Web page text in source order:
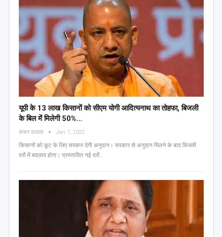
यूपी के 13 लाख किसानों को सीएम योगी आद‍ित्‍यनाथ का तोहफा, ब‍िजली
के ब‍िल में म‍िलेगी 50%…
कंचन उजाला Jan 7, 2022
किसानों को छूट के लिए सरकार देगी अनुदान। सरकार से अनुदान मिलने के बाद बिजली
दरों में बदलाव होगा। प्रस्तावित नई दरों…